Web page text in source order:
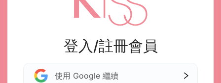
登入/註冊會員
使用 Google 繼續